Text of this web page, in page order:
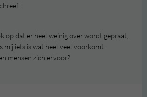
op dat er heel weinig over wordt gepraat,
mij iets is wat heel veel voorkomt.
mensen zich ervoor?